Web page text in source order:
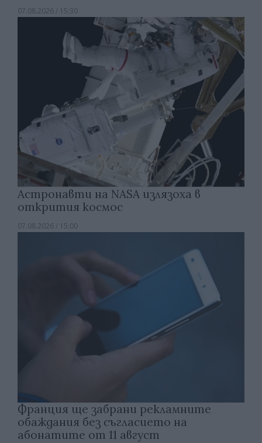
07.08.2026 / 15:30
Астронавти на NASA излязоха в
открития космос
07.08.2026 / 15:00
Франция ще забрани рекламните
обаждания без съгласието на
абонатите от 11 август